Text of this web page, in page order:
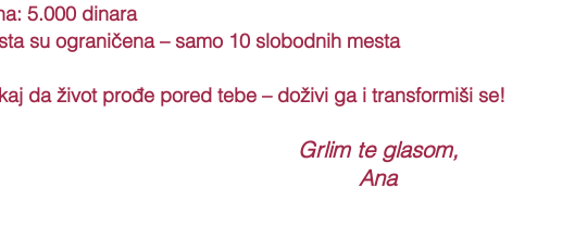
5.000 dinara
su ograničena – samo 10 slobodnih mesta
da život prođe pored tebe – doživi ga i transformiši se!
Grlim te glasom,
Ana